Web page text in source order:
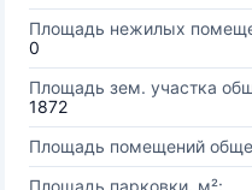
Площадь нежилых
0
Площадь зем. участка
1872
Площадь помещений
Площадь парковки, м²: